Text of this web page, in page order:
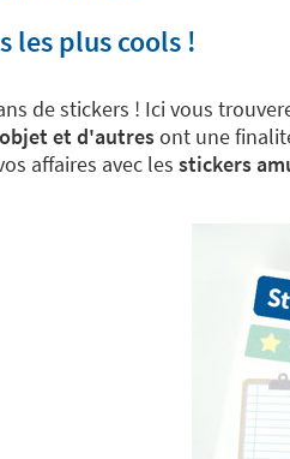
les plus cools !
de stickers ! Ici vous
et d'autresont une
affaires avec les stickers